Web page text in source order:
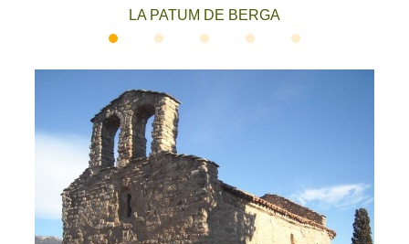
LA PATUM DE BERGA